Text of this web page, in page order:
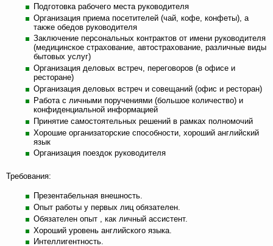
Подготовка рабочего места руководителя
Организация приема посетителей (чай, кофе, конфеты), а
также обедов руководителя
Заключение персональных контрактов от имени руководителя
(медицинское страхование, автострахование, различные виды
бытовых услуг)
Организация деловых встреч, переговоров (в офисе и
ресторане)
Организация деловых встреч и совещаний (офис и ресторан)
Работа с личными поручениями (большое количество) и
конфиденциальной информацией
Принятие самостоятельных решений в рамках полномочий
Хорошие организаторские способности, хороший английский
язык
Организация поездок руководителя
Требования:
Презентабельная внешность.
Опыт работы у первых лиц обязателен.
Обязателен опыт , как личный ассистент.
Хороший уровень английского языка.
Интеллигентность.